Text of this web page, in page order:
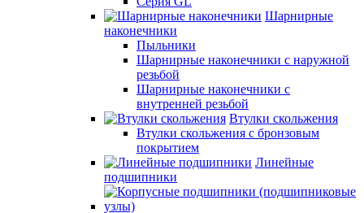
Шарнирные
наконечники
Пыльники
Шарнирные наконечники с наружной
резьбой
Шарнирные наконечники с
внутренней резьбой
Втулки скольжения
Втулки скольжения с бронзовым
покрытием
Линейные
подшипники